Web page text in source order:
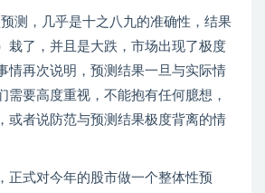
测，几乎是十之八九的准确性，结果
栽了，并且是大跌，市场出现了极度
情再次说明，预测结果一旦与实际情
需要高度重视，不能抱有任何臆想，
或者说防范与预测结果极度背离的情
正式对今年的股市做一个整体性预